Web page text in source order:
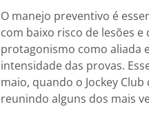
O manejo preventivo é
com baixo risco de lesões
protagonismo como aliada
intensidade das provas.
maio, quando o Jockey
reunindo alguns dos mais